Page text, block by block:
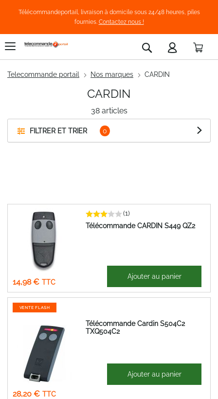
Télécommandeportail, livraison à domicile sous 24/48 heures, piles
fournies. Contactez nous !
Rechercher
Telecommande portail Nos marques CARDIN
FILTRER ET TRIER
38articles
CARDIN
Télécommande CARDIN S449 QZ2
(1)
14,98 €
12,48 € Ajouter au panier
VENTE FLASH
Télécommande Cardin S504C2
TXQ504C2
28,20 €
23,50 €
61,68 € Ajouter au panier